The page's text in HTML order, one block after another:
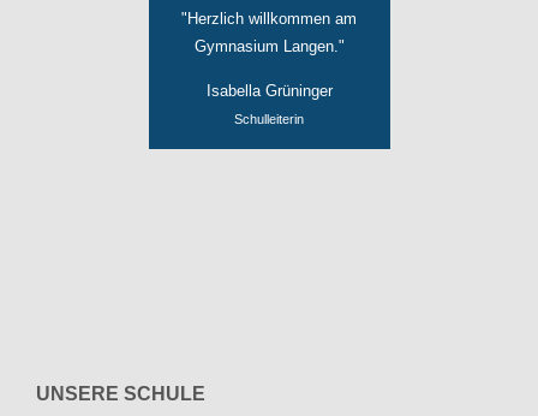
"Herzlich willkommen am
Gymnasium Langen."
Isabella Grüninger
Schulleiterin
UNSERE SCHULE